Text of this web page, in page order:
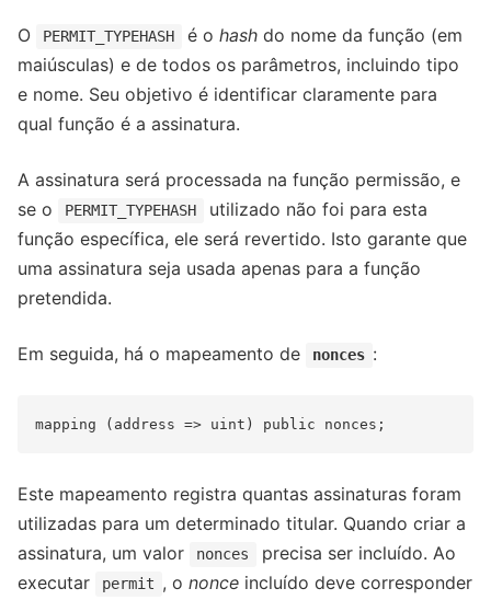
O PERMIT_TYPEHASH é o hashdo nome da função (em
maiúsculas) e de todos os parâmetros, incluindo tipo
e nome. Seu objetivo é identificar claramente para
qual função é a assinatura.
A assinatura será processada na função permissão, e
se o
PERMIT_TYPEHASH
utilizado não foi para esta
função específica, ele será revertido. Isto garante que
uma assinatura seja usada apenas para a função
pretendida.
Em seguida, há o mapeamento de nonces :
Este mapeamento registra quantas assinaturas foram
utilizadas para um determinado titular. Quando criar a
assinatura, um valor
nonces
precisa ser incluído. Ao
executar
permit , o nonceincluído deve corresponder